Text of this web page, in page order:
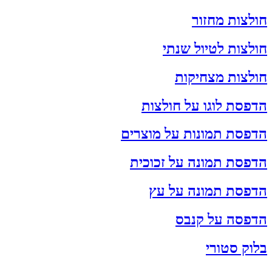
חולצות מחזור
חולצות לטיול שנתי
חולצות מצחיקות
הדפסת לוגו על חולצות
הדפסת תמונות על מוצרים
הדפסת תמונה על זכוכית
הדפסת תמונה על עץ
הדפסה על קנבס
בלוק סטורי